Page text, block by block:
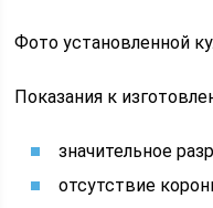
Фото установленной
Показания к
значительное
отсутствие